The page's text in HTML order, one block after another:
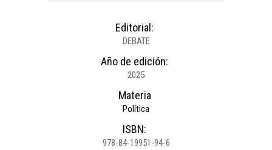
Editorial:
DEBATE
Año de edición:
2025
Materia
Política
ISBN:
978-84-19951-94-6